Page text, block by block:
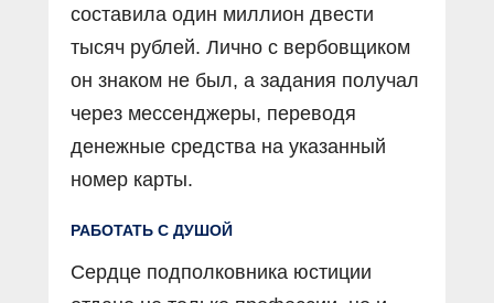
составила один миллион двести
тысяч рублей. Лично с вербовщиком
он знаком не был, а задания получал
через мессенджеры, переводя
денежные средства на указанный
номер карты.
РАБОТАТЬ С ДУШОЙ
Сердце подполковника юстиции